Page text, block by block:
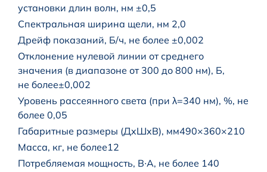
установки длин волн, нм ±0,5
Спектральная ширина щели, нм 2,0
Дрейф показаний, Б/ч, не более ±0,002
Отклонение нулевой линии от среднего
значения (в диапазоне от 300 до 800 нм), Б,
не более±0,002
Уровень рассеянного света (при λ=340 нм), %, не
более 0,05
Габаритные размеры (ДxШxВ), мм490×360×210
Масса, кг, не более12
Потребляемая мощность, В∙А, не более 140